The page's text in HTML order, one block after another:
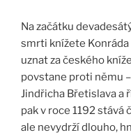
Na začátku
smrti knížete
uznat za českého
povstane proti němu
Jindřicha Břetislava a
pak v roce 1192 stává
ale nevydrží dlouho,